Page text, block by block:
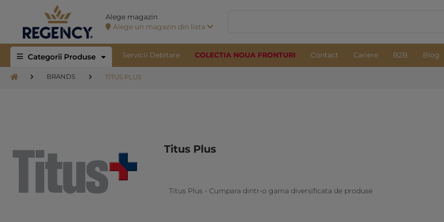
Alege magazin
Alege un magazin din lista
Categorii Produse Servicii Debitare COLECTIA NOUA FRONTURI Contact Cariere B2B Blog
BRANDS TITUS PLUS
Titus Plus
Titus Plus - Cumpara dintr-o gama diversificata de produse